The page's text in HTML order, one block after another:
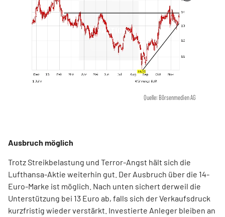
Quelle: Börsenmedien AG
Ausbruch möglich
Trotz Streikbelastung und Terror-Angst hält sich die
Lufthansa-Aktie weiterhin gut. Der Ausbruch über die 14-
Euro-Marke ist möglich. Nach unten sichert derweil die
Unterstützung bei 13 Euro ab, falls sich der Verkaufsdruck
kurzfristig wieder verstärkt. Investierte Anleger bleiben an